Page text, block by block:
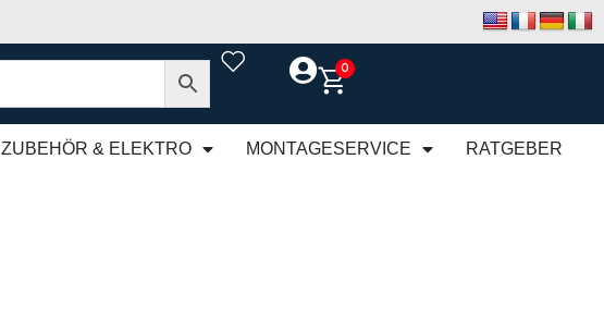
0
ZUBEHÖR & ELEKTRO MONTAGESERVICE RATGEBER